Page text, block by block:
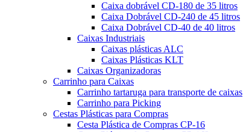
Caixa dobrável CD-180 de 35 litros
Caixa Dobrável CD-240 de 45 litros
Caixa Dobrável CD-40 de 40 litros
Caixas Industriais
Caixas plásticas ALC
Caixas Plásticas KLT
Caixas Organizadoras
Carrinho para Caixas
Carrinho tartaruga para transporte de caixas
Carrinho para Picking
Cestas Plásticas para Compras
Cesta Plástica de Compras CP-16